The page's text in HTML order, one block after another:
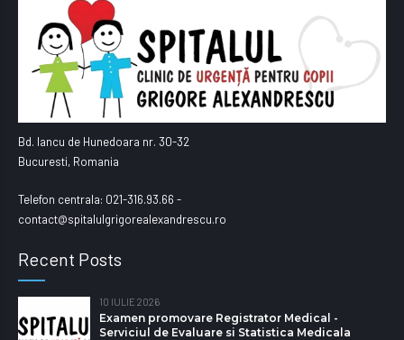
Bd. Iancu de Hunedoara nr. 30-32
Bucuresti, Romania
Telefon centrala: 021-316.93.66 -
contact@spitalulgrigorealexandrescu.ro
Recent Posts
10 IULIE 2026
Examen promovare Registrator Medical -
Serviciul de Evaluare si Statistica Medicala